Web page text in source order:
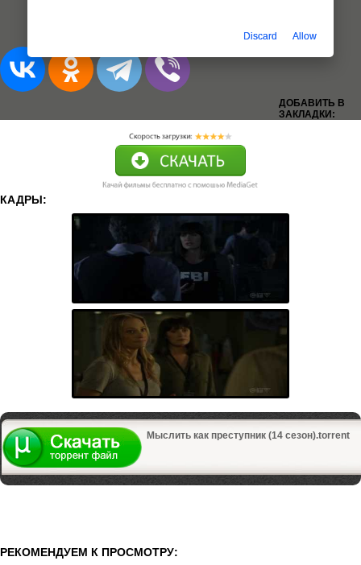
ДОБАВИТЬ В
ЗАКЛАДКИ:
КАДРЫ:
Мыслить как преступник (14 сезон).torrent
РЕКОМЕНДУЕМ К ПРОСМОТРУ:
Discard Allow